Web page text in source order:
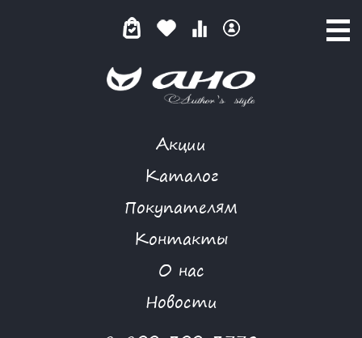
Акции
Каталог
Покупателям
Контакты
О нас
Новости
КАТАЛОГ ТОВАРОВ